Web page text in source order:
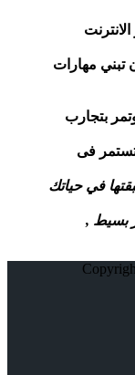
تبني مهارات
بتجارب
فى
في حياتك
بسيط ,